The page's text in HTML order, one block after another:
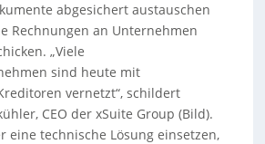
abgesichert austauschen
Rechnungen an Unternehmen
„Viele
sind heute mit
vernetzt“, schildert
CEO der xSuite Group (Bild).
eine technische Lösung einsetzen,